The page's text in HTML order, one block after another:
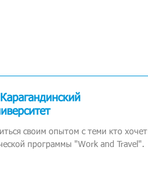
своим опытом с теми кто хочет
программы "Work and Travel".